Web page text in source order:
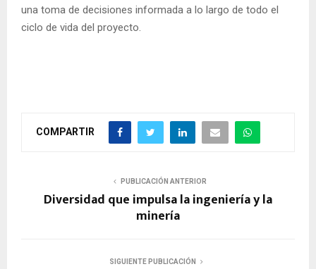
una toma de decisiones informada a lo largo de todo el
ciclo de vida del proyecto.
COMPARTIR
PUBLICACIÓN ANTERIOR
Diversidad que impulsa la ingeniería y la
minería
SIGUIENTE PUBLICACIÓN